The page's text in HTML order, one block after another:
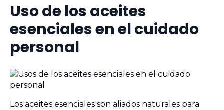
Uso de los aceites
esenciales en el cuidado
personal
Los aceites esenciales son aliados naturales para